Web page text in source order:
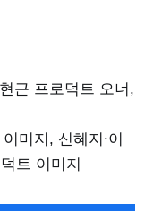
근 프로덕트 오너,
미지, 신혜지∙이
트 이미지